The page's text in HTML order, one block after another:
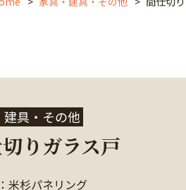
建具・その他
りガラス戸
杉パネリング